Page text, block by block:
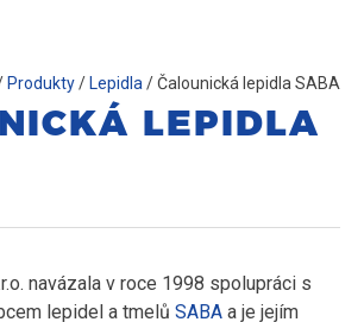
Produkty/ Lepidla /Čalounická lepidla SABA
LEPIDLA
navázala v roce 1998 spolupráci s
lepidel a tmelů SABA a je jejím